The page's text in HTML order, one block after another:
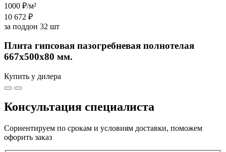
1000 ₽/м²
10 672 ₽
за поддон 32 шт
Плита гипсовая пазогребневая полнотелая
667х500х80 мм.
Купить у дилера
Консультация специалиста
Сориентируем по срокам и условиям доставки, поможем
офорить заказ